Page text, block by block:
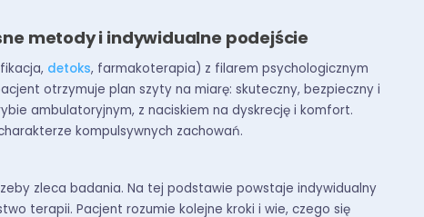
metody i indywidualne podejście
detoks, farmakoterapia) z filarem psychologicznym
otrzymuje plan szyty na miarę: skuteczny, bezpieczny i
ambulatoryjnym, z naciskiem na dyskrecję i komfort.
kompulsywnych zachowań.
zleca badania. Na tej podstawie powstaje indywidualny
terapii. Pacjent rozumie kolejne kroki i wie, czego się